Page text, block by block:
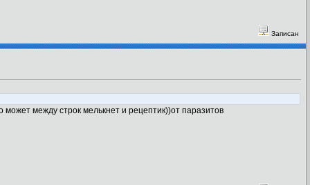
Записан
между строк мелькнет и рецептик))от паразитов